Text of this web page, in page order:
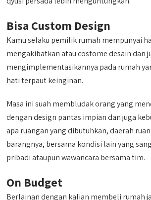
Bisa Custom Design
Kamu selaku pemilik rumah mempunyai
mengakibatkan atau costome desain dan
mengimplementasikannya pada rumah
hati terpaut keinginan.
Masa ini suah membludak orang yang
dengan design pantas impian dan juga
apa ruangan yang dibutuhkan, daerah
barangnya, bersama kondisi lain yang
pribadi ataupun wawancara bersama tim.
On Budget
Berlainan dengan kalian membeli rumah